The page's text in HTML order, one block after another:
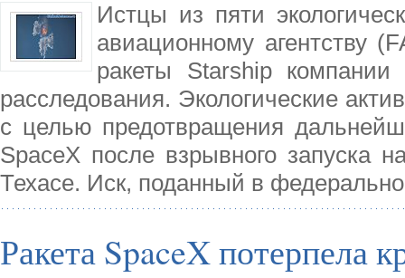
Истцы из пяти
авиационному агентству
ракеты Starship компании
расследования. Экологические
с целью предотвращения
SpaceX после взрывного
Техасе. Иск, поданный в
Ракета SpaceX потерпела